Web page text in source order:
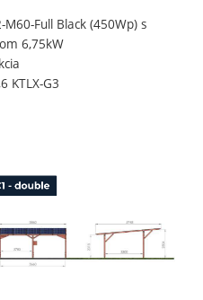
Full Black (450Wp) s
6,75kW
KTLX-G3